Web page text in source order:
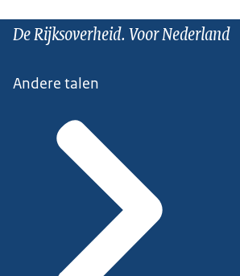
De Rijksoverheid. Voor Nederland
Andere talen